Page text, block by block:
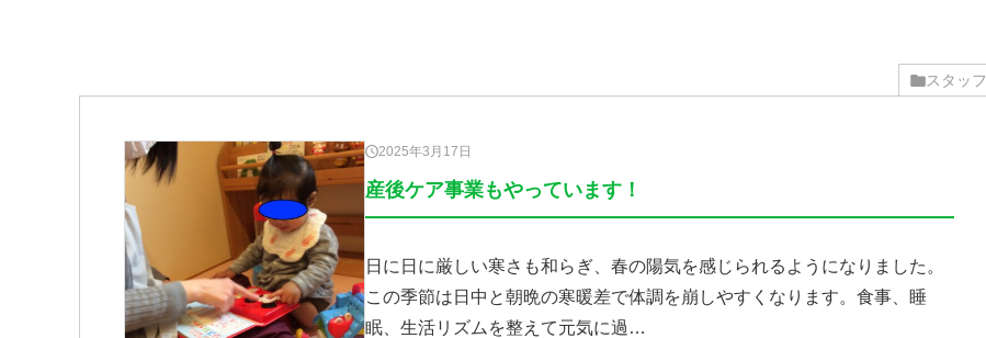
スタッフ
2025年3月17日
産後ケア事業もやっています！
日に日に厳しい寒さも和らぎ、春の陽気を感じられるようになりました。
この季節は日中と朝晩の寒暖差で体調を崩しやすくなります。食事、睡
眠、生活リズムを整えて元気に過…